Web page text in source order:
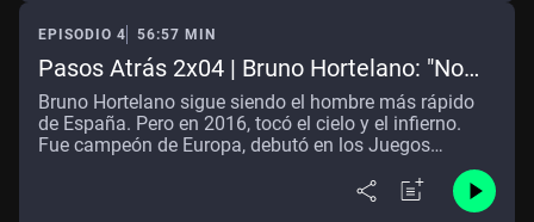
hace ahora? Javi Fernández, 7 veces campeón de
Europa y 2 veces campeón del mundo me recibió en
su casa a las afueras de Madrid. En una de las pocas
semanas que para por aquí. Y con un café en la mano,
dimos con él unos cuantos “Pasos Atrás”.
EPISODIO 4 56:57 MIN
Pasos Atrás 2x04 | Bruno Hortelano: "No
me he retirado"
Bruno Hortelano sigue siendo el hombre más rápido
de España. Pero en 2016, tocó el cielo y el infierno.
Fue campeón de Europa, debutó en los Juegos
Olímpicos, pero poco después un accidente de tráfico
marcó su vida. Era una estrella con una carrera
prometedora, y años después, cuando él tiene 33